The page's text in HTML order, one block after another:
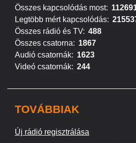
Összes kapcsolódás most:
Legtöbb mért kapcsolódás:
Összes rádió és TV: 488
Összes csatorna: 1867
Audió csatornák: 1623
Videó csatornák: 244
TOVÁBBIAK
Új rádió regisztrálása